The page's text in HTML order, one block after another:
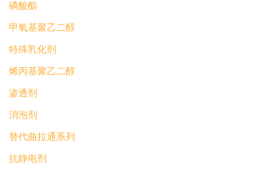
磷酸酯
甲氧基聚乙二醇
特殊乳化剂
烯丙基聚乙二醇
渗透剂
消泡剂
替代曲拉通系列
抗静电剂